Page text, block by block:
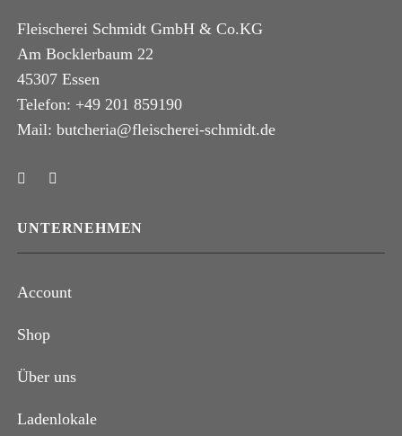
Fleischerei Schmidt GmbH & Co.KG
Am Bocklerbaum 22
45307 Essen
Telefon: +49 201 859190
Mail: butcheria@fleischerei-schmidt.de
UNTERNEHMEN
Account
Shop
Über uns
Ladenlokale